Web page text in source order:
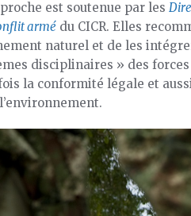
est soutenue par les
armé du CICR. Elles
naturel et de les
disciplinaires » des
la conformité légale et